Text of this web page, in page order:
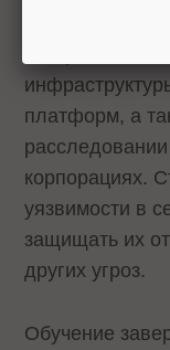
платформ, а
корпорациях.
уязвимости в
защищать их
других угроз.
Обучение